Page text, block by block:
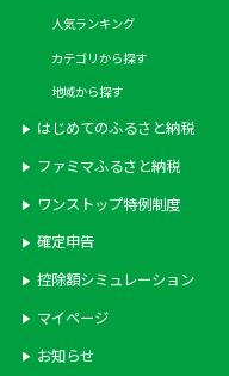
人気ランキング
カテゴリから探す
地域から探す
はじめてのふるさと納税
ファミマふるさと納税
ワンストップ特例制度
確定申告
控除額シミュレーション
マイページ
お知らせ